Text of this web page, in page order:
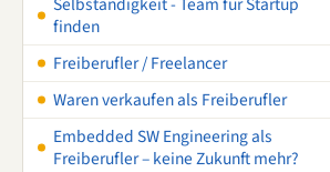
finden
Freiberufler / Freelancer
Waren verkaufen als Freiberufler
Embedded SW Engineering als
Freiberufler – keine Zukunft mehr?